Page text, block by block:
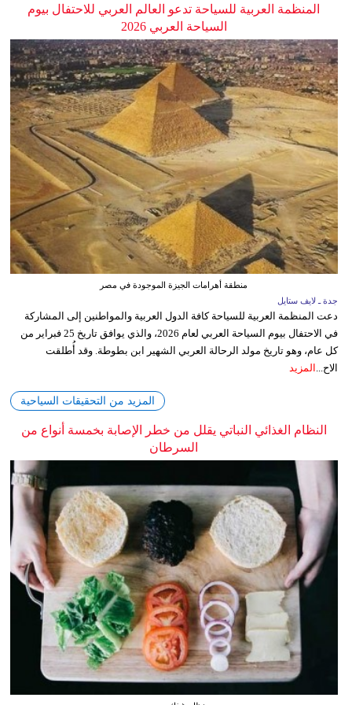
المنظمة العربية للسياحة تدعو العالم العربي للاحتفال بيوم
السياحة العربي 2026
منطقة أهرامات الجيزة الموجودة في مصر
جدة ـ لايف ستايل
دعت المنظمة العربية للسياحة كافة الدول العربية والمواطنين إلى المشاركة
في الاحتفال بيوم السياحة العربي لعام 2026، والذي يوافق تاريخ 25 فبراير من
كل عام، وهو تاريخ مولد الرحالة العربي الشهير ابن بطوطة. وقد أُطلقت
الاح... المزيد
المزيد من التحقيقات السياحية
النظام الغذائي النباتي يقلل من خطر الإصابة بخمسة أنواع من
السرطان